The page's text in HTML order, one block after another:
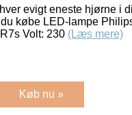
evigt eneste hjørne i
købe LED-lampe
Volt: 230 (Læs mere)
Køb nu »